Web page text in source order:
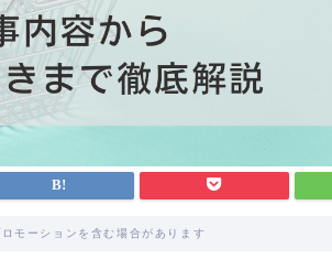
モーションを含む場合があります